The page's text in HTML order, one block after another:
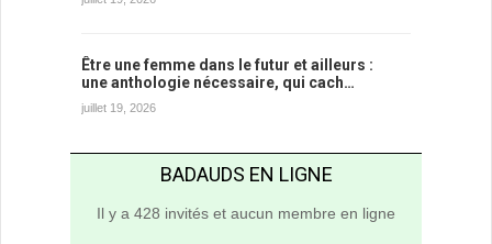
Être une femme dans le futur et ailleurs :
une anthologie nécessaire, qui cach…
juillet 19, 2026
BADAUDS EN LIGNE
Il y a 428 invités et aucun membre en ligne